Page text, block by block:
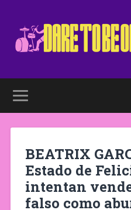
BEATRIX
Estado de
intentan
falso como